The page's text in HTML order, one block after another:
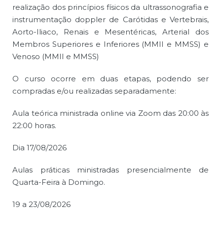
realização dos princípios físicos da ultrassonografia e
instrumentação doppler de Carótidas e Vertebrais,
Aorto-Iliaco, Renais e Mesentéricas, Arterial dos
Membros Superiores e Inferiores (MMII e MMSS) e
Venoso (MMII e MMSS)
O curso ocorre em duas etapas, podendo ser
compradas e/ou realizadas separadamente:
Aula teórica ministrada online via Zoom das 20:00 às
22:00 horas.
Dia 17/08/2026
Aulas práticas ministradas presencialmente de
Quarta-Feira à Domingo.
19 a 23/08/2026